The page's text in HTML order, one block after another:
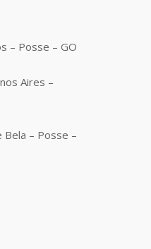
– Posse – GO
Aires –
– Posse –